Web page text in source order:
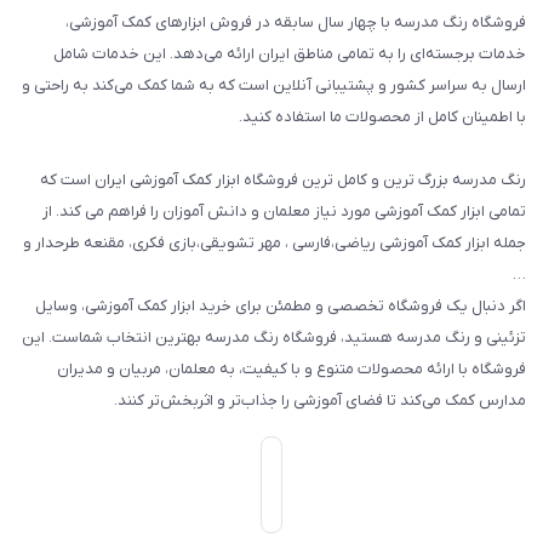
طرح های تشویقی
گیفت ها و جوایز
سایر محصولات
فروشگاه رنگ مدرسه با چهار سال سابقه در فروش ابزارهای کمک آموزشی،
خدمات برجسته‌ای را به تمامی مناطق ایران ارائه می‌دهد. این خدمات شامل
ارسال به سراسر کشور و پشتیبانی آنلاین است که به شما کمک می‌کند به راحتی و
با اطمینان کامل از محصولات ما استفاده کنید.
رنگ مدرسه بزرگ ترین و کامل ترین فروشگاه ابزار کمک آموزشی ایران است که
تمامی ابزار کمک آموزشی مورد نیاز معلمان و دانش آموزان را فراهم می کند. از
جمله ابزار کمک آموزشی ریاضی،فارسی ، مهر تشویقی،بازی فکری، مقنعه طرحدار و
…
اگر دنبال یک فروشگاه تخصصی و مطمئن برای خرید ابزار کمک آموزشی، وسایل
تزئینی و رنگ مدرسه هستید، فروشگاه رنگ مدرسه بهترین انتخاب شماست. این
فروشگاه با ارائه محصولات متنوع و با کیفیت، به معلمان، مربیان و مدیران
مدارس کمک می‌کند تا فضای آموزشی را جذاب‌تر و اثربخش‌تر کنند.